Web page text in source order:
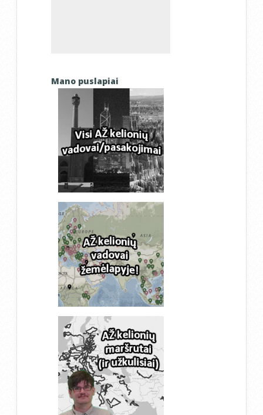
Mano puslapiai